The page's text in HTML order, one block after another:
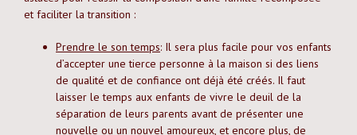
et faciliter la transition :
Prendre le son temps: Il sera plus facile pour vos enfants
d’accepter une tierce personne à la maison si des liens
de qualité et de confiance ont déjà été créés. Il faut
laisser le temps aux enfants de vivre le deuil de la
séparation de leurs parents avant de présenter une
nouvelle ou un nouvel amoureux, et encore plus, de